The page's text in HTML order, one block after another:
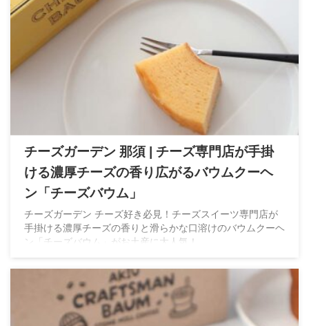
チーズガーデン 那須 | チーズ専門店が手掛
ける濃厚チーズの香り広がるバウムクーヘ
ン「チーズバウム」
チーズガーデン チーズ好き必見！チーズスイーツ専門店が
手掛ける濃厚チーズの香りと滑らかな口溶けのバウムクーヘ
ン「チーズバウム」がお土産に大人気！